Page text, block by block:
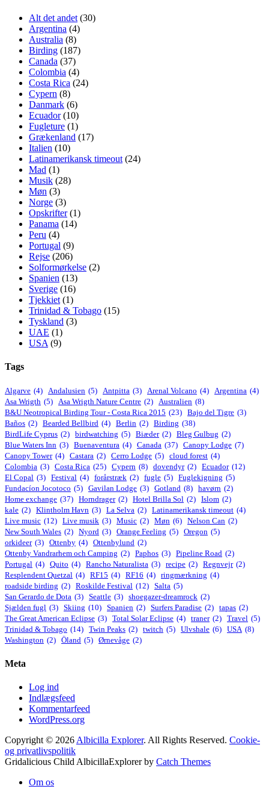
Alt det andet (30)
Argentina (4)
Australia (8)
Birding (187)
Canada (37)
Colombia (4)
Costa Rica (24)
Cypern (8)
Danmark (6)
Ecuador(10)
Fugleture (1)
Grækenland (17)
Italien (10)
Latinamerikansk timeout (24)
Mad (1)
Musik (28)
Møn (3)
Norge (3)
Opskrifter(1)
Panama (14)
Peru (4)
Portugal (9)
Rejse (206)
Solformørkelse (2)
Spanien (13)
Sverige (16)
Tjekkiet (1)
Trinidad & Tobago (15)
Tyskland (3)
UAE (1)
USA (9)
Tags
Algarve (4) Andalusien (5) Antpitta (3) Arenal Volcano (4) Argentina (4)
Asa Wrigth (5) Asa Wrigth Nature Centre (2) Australien (8)
B&U Neotropical Birding Tour - Costa Rica 2015 (23) Bajo del Tigre (3)
Baños (2) Bearded Bellbird (4) Berlin (2) Birding (38)
BirdLife Cyprus (2) birdwatching (5) Biæder (2) Bleg Gulbug (2)
Blue Waters Inn (3) Buenaventura (4) Canada (37) Canopy Lodge (7)
Canopy Tower (4) Castara (2) Cerro Lodge (5) cloud forest (4)
Colombia (3) Costa Rica (25) Cypern (8) dovendyr (2) Ecuador (12)
El Copal (3) Festival (4) forårstræk (2) fugle (5) Fuglekigning (5)
Fundacíon Jocotoco (5) Gavilan Lodge (3) Gotland (8) havørn (2)
Home exchange (37) Horndrager (2) Hotel Brilla Sol (2) Islom (2)
kale (2) Klintholm Havn (3) La Selva (2) Latinamerikansk timeout (4)
Live music (12) Live musik (3) Music (2) Møn (6) Nelson Can (2)
New South Wales (2) Nyord (3) Orange Feeling (5) Oregon (5)
orkideer (3) Ottenby (4) Ottenbylund (2)
Ottenby Vandrarhem och Camping (2) Paphos (3) Pipeline Road (2)
Portugal (4) Quito (4) Rancho Naturalista (3) recipe (2) Regnvejr (2)
Resplendent Quetzal (4) RF15 (4) RF16 (4) ringmærkning (4)
roadside birding (2) Roskilde Festival (12) Salta (5)
San Gerardo de Dota (3) Seattle (3) shoegazer-dreamrock (2)
Sjælden fugl (3) Skiing (10) Spanien (2) Surfers Paradise (2) tapas (2)
The Great American Eclipse (3) Total Solar Eclipse (4) traner (2) Travel (5)
Trinidad & Tobago (14) Twin Peaks (2) twitch (5) Ulvshale (6) USA (8)
Washington (2) Öland (5) Ørnevåge (2)
Meta
Log ind
Indlægsfeed
Kommentarfeed
WordPress.org
Copyright © 2026 Albicilla Explorer. All Rights Reserved. Cookie-
og privatlivspolitik
Gridalicious Child AlbicillaExplorer by Catch Themes
Om os